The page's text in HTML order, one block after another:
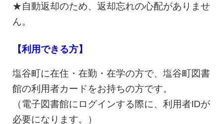
★自動返却のため、返却忘れの心配がありませ
ん。
【利用できる方】
塩谷町に在住・在勤・在学の方で、塩谷町図書
館の利用者カードをお持ちの方です。
（電子図書館にログインする際に、利用者IDが
必要になります。）